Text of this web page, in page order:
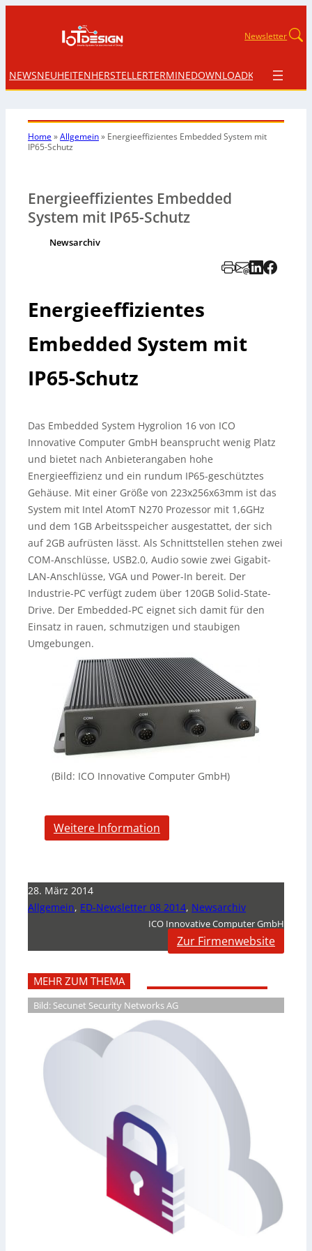
Newsletter
NEWSNEUHEITENHERSTELLERTERMINEDOWNLOADKONTAKT
Home»Allgemein» Energieeffizientes Embedded System mit
IP65-Schutz
Energieeffizientes Embedded
System mit IP65-Schutz
Newsarchiv
Energieeffizientes
Embedded System mit
IP65-Schutz
Das Embedded System Hygrolion 16 von ICO
Innovative Computer GmbH beansprucht wenig Platz
und bietet nach Anbieterangaben hohe
Energieeffizienz und ein rundum IP65-geschütztes
Gehäuse. Mit einer Größe von 223x256x63mm ist das
System mit Intel AtomT N270 Prozessor mit 1,6GHz
und dem 1GB Arbeitsspeicher ausgestattet, der sich
auf 2GB aufrüsten lässt. Als Schnittstellen stehen zwei
COM-Anschlüsse, USB2.0, Audio sowie zwei Gigabit-
LAN-Anschlüsse, VGA und Power-In bereit. Der
Industrie-PC verfügt zudem über 120GB Solid-State-
Drive. Der Embedded-PC eignet sich damit für den
Einsatz in rauen, schmutzigen und staubigen
Umgebungen.
(Bild: ICO Innovative Computer GmbH)
Weitere Information
28. März 2014
Allgemein, ED-Newsletter 08 2014, Newsarchiv
ICO Innovative Computer GmbH
Zur Firmenwebsite
MEHR ZUM THEMA
Bild: Secunet Security Networks AG